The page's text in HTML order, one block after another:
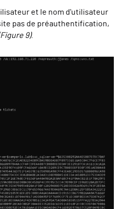
et le nom d'utilisateur
pas de préauthentification,
9).